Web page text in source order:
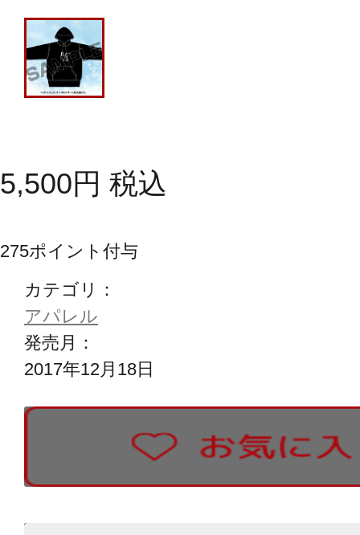
5,500円 税込
275ポイント付与
カテゴリ：
アパレル
発売月：
2017年12月18日